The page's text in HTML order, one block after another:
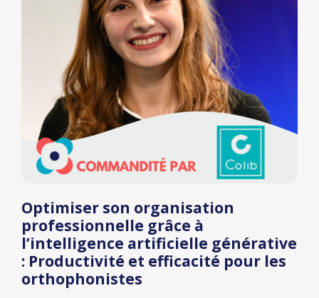
Optimiser son organisation
professionnelle grâce à
l’intelligence artificielle générative
: Productivité et efficacité pour les
orthophonistes